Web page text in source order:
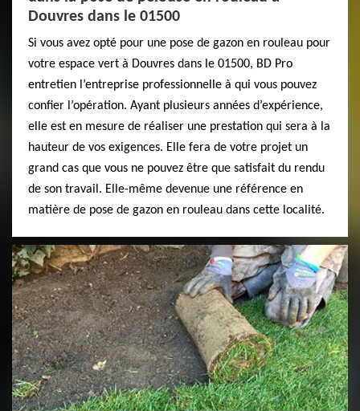
Douvres dans le 01500
Si vous avez opté pour une pose de gazon en rouleau pour
votre espace vert à Douvres dans le 01500, BD Pro
entretien l’entreprise professionnelle à qui vous pouvez
confier l’opération. Ayant plusieurs années d’expérience,
elle est en mesure de réaliser une prestation qui sera à la
hauteur de vos exigences. Elle fera de votre projet un
grand cas que vous ne pouvez être que satisfait du rendu
de son travail. Elle-même devenue une référence en
matière de pose de gazon en rouleau dans cette localité.